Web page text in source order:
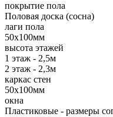
покрытие пола
Половая доска (сосна)
лаги пола
50х100мм
высота этажей
1 этаж - 2,5м
2 этаж - 2,3м
каркас стен
50х100мм
окна
Пластиковые - размеры